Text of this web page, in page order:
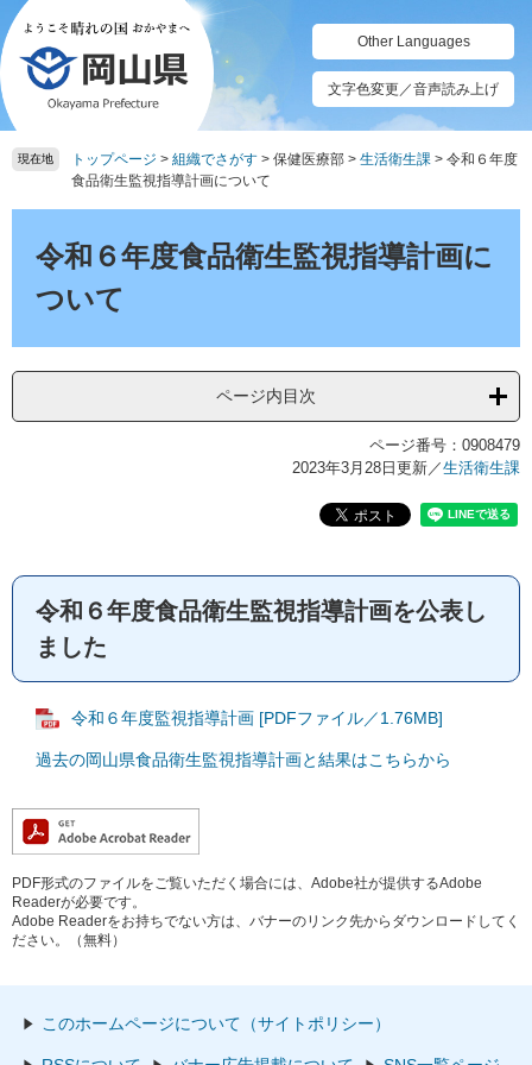
ペ
ー
ジ
の
先
頭
メ
ニ
ュ
ー
を
飛
て
Other Languages
文字色変更／音声読み上げ
現在地 トップページ > 組織でさがす > 保健医療部 > 生活衛生課 > 令和６年度
食品衛生監視指導計画について
令和６年度食品衛生監視指導計画に
ついて
ページ内目次
ページ番号：0908479
2023年3月28日更新／生活衛生課
令和６年度食品衛生監視指導計画を公表し
ました
令和６年度監視指導計画 [PDFファイル／1.76MB]
過去の岡山県食品衛生監視指導計画と結果はこちらから
PDF形式のファイルをご覧いただく場合には、Adobe社が提供するAdobe
Readerが必要です。
Adobe Readerをお持ちでない方は、バナーのリンク先からダウンロードしてく
ださい。（無料）
このホームページについて（サイトポリシー）